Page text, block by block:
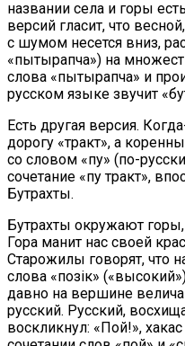
названии села и горы
версий гласит, что
с шумом несется вниз,
«пытырапча») на
слова «пытырапча» и
русском языке звучит
Есть другая версия.
дорогу «тракт», а
со словом «пу» (по-
сочетание «пу тракт»,
Бутрахты.
Бутрахты окружают
Гора манит нас своей
Старожилы говорят, что
слова «позiк»
давно на вершине
русский. Русский,
воскликнул: «Пой!»,